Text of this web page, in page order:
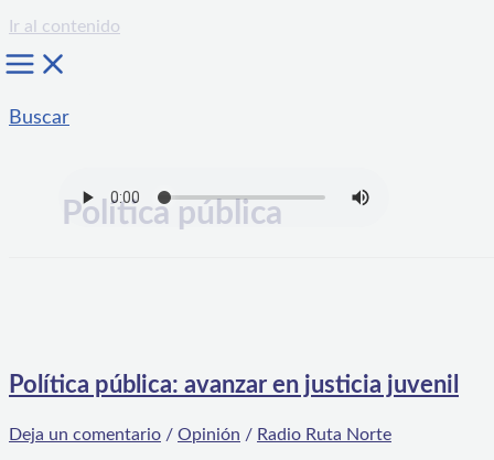
Ir al contenido
Buscar
Política pública
Política pública: avanzar en justicia juvenil
Deja un comentario / Opinión / Radio Ruta Norte